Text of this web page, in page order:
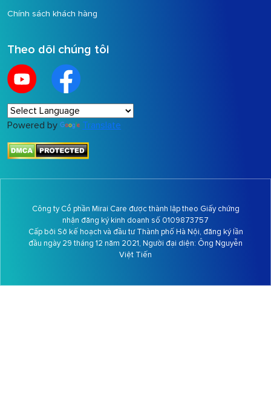
Chính sách khách hàng
Theo dõi chúng tôi
Powered by Translate
Công ty Cổ phần Mirai Care được thành lập theo Giấy chứng
nhận đăng ký kinh doanh số 0109873757
Cấp bởi Sở kế hoạch và đầu tư Thành phố Hà Nội, đăng ký lần
đầu ngày 29 tháng 12 năm 2021, Người đại diện: Ông Nguyễn
Việt Tiến